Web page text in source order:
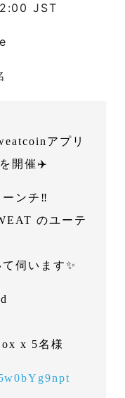
とは具体的にどうい
りません。どのよ
、これまでどのよう
か？」
Web3とWeb2のど
JST
アプリ
開催✈️
ーンチ‼️
のユーテ
伺います✨
x 5名様